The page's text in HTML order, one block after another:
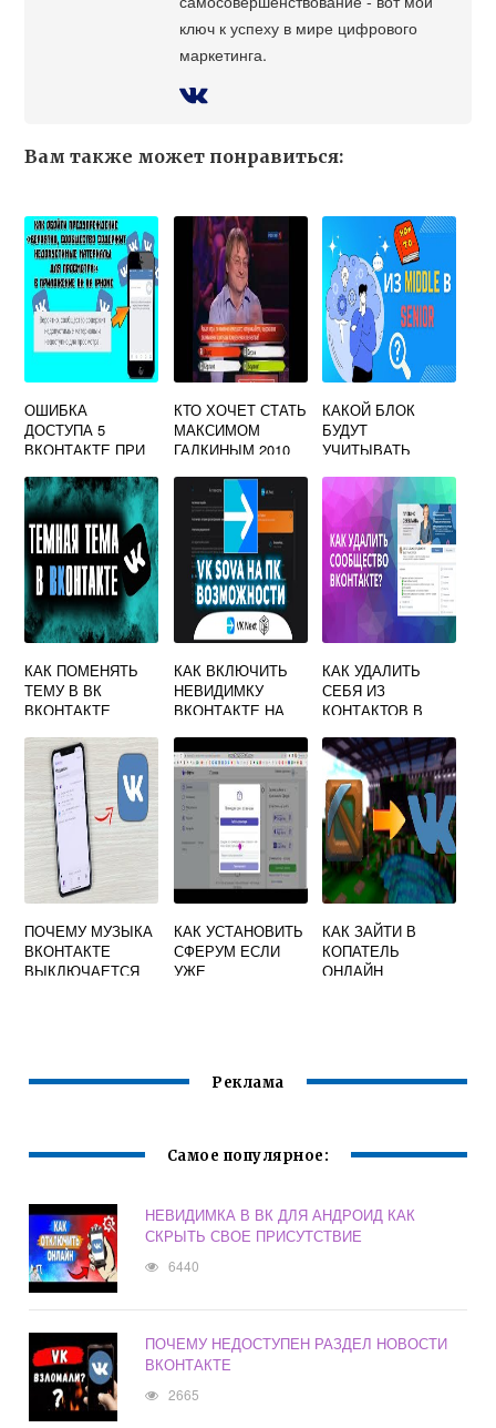
ключ к успеху в мире цифрового
маркетинга.
Вам также может понравиться:
ОШИБКА
ДОСТУПА 5
ВКОНТАКТЕ ПРИ
ВИДЕО
КТО ХОЧЕТ СТАТЬ
МАКСИМОМ
ГАЛКИНЫМ 2010
КАКОЙ БЛОК
БУДУТ
УЧИТЫВАТЬ
ВКОНТАКТЕ ПРИ
ПОДБОРЕ
ПОДХОДЯЩЕЙ
АУДИТОРИИ
КАК ПОМЕНЯТЬ
ТЕМУ В ВК
ВКОНТАКТЕ
И СМАРТФОНА
КАК ВКЛЮЧИТЬ
НЕВИДИМКУ
ВКОНТАКТЕ НА
КАК УДАЛИТЬ
СЕБЯ ИЗ
КОНТАКТОВ В
ВКОНТАКТЕ
ПОЧЕМУ МУЗЫКА
ВКОНТАКТЕ
ВЫКЛЮЧАЕТСЯ
КАК УСТАНОВИТЬ
СФЕРУМ ЕСЛИ
УЖЕ
КАК ЗАЙТИ В
КОПАТЕЛЬ
ОНЛАЙН
Реклама
Самое популярное:
НЕВИДИМКА В ВК ДЛЯ АНДРОИД КАК
СКРЫТЬ СВОЕ ПРИСУТСТВИЕ
6440
ПОЧЕМУ НЕДОСТУПЕН РАЗДЕЛ НОВОСТИ
ВКОНТАКТЕ
2665